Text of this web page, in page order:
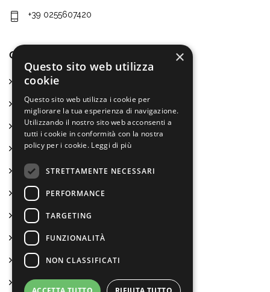
+39 0255607420
CHI SIAMO
Chi siamo
La nostra missione
Come lavoriamo
La ricerca-azione come metodo
Conciliamo vita e lavoro
Formazione e servizi anche per noi
Lavorano con noi
Certificazioni e attestati
Bilancio sociale ed economico
Statuto
×
Questo sito web utilizza
cookie
Questo sito web utilizza i cookie per
migliorare la tua esperienza di navigazione.
Utilizzando il nostro sito web acconsenti a
tutti i cookie in conformità con la nostra
policy per i cookie. Leggi di più
STRETTAMENTE NECESSARI
PERFORMANCE
TARGETING
FUNZIONALITÀ
NON CLASSIFICATI